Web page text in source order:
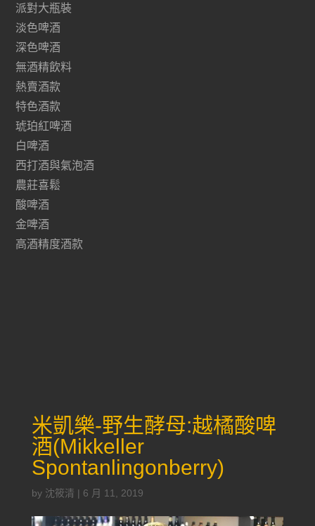
派對大瓶裝
淡色啤酒
深色啤酒
無酒精飲料
熱賣酒款
特色酒款
琥珀紅啤酒
白啤酒
西打酒與氣泡酒
農莊喜鬆
酸啤酒
金啤酒
高酒精度酒款
米凱樂-野生酵母:越橘酸啤
酒(Mikkeller
Spontanlingonberry)
by 沈筱清 | 6 月 11, 2019